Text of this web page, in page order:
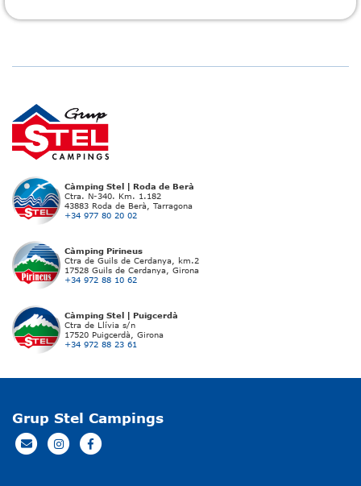
Càmping Stel | Roda de Berà
Ctra. N-340. Km. 1.182
43883 Roda de Berà, Tarragona
+34 977 80 20 02
Càmping Pirineus
Ctra de Guils de Cerdanya, km.2
17528 Guils de Cerdanya, Girona
+34 972 88 10 62
Càmping Stel | Puigcerdà
Ctra de Llívia s/n
17520 Puigcerdà, Girona
+34 972 88 23 61
Grup Stel Campings